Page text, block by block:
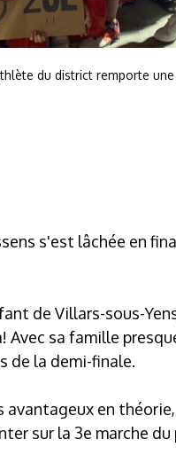
du district remporte
s'est lâchée en
de Villars-sous-
Avec sa famille
de la demi-finale.
en
sur la 3e marche